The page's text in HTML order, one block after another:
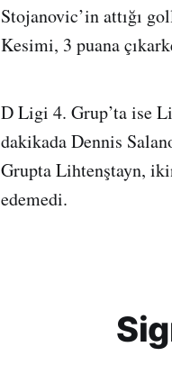
Stojanovic’in attığı
Kesimi, 3 puana
D Ligi 4. Grup’ta ise
dakikada Dennis
Grupta Lihtenştayn,
edemedi.